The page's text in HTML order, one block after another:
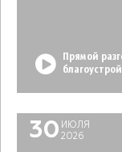
Прямой
30 ИЮЛЯ
2026